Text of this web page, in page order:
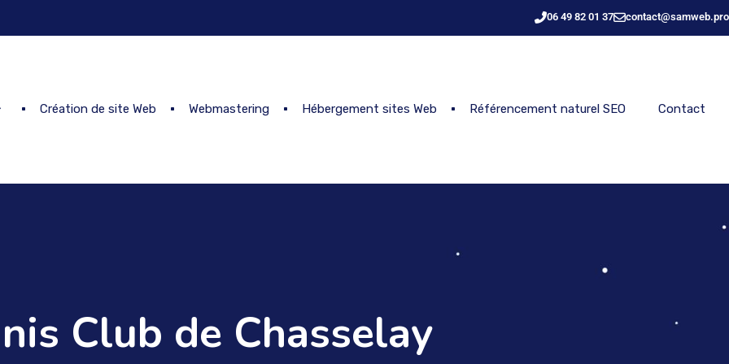
06 49 82 01 37 contact@samweb.pro
Création de site Web Webmastering Hébergement sites Web Référencement naturel SEO Contact
Club de Chasselay